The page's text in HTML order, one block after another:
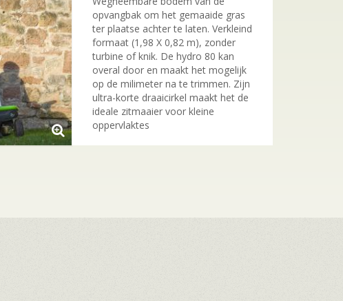
opvangbak om het gemaaide gras
ter plaatse achter te laten. Verkleind
formaat (1,98 X 0,82 m), zonder
turbine of knik. De hydro 80 kan
overal door en maakt het mogelijk
op de milimeter na te trimmen. Zijn
ultra-korte draaicirkel maakt het de
ideale zitmaaier voor kleine
oppervlaktes